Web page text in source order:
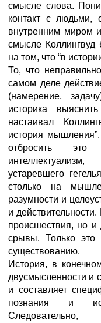
смысле слова.
контакт с
внутренним миром
смысле Коллингвуд
на том, что “в
То, что
самом деле
(намерение,
историка
настаивал
история
отбросить это
устаревшего
столько на
разумности и
и
происшествия, но и
срывы. Только это
существованию.
История, в
двусмысленности и
и составляет
познания и